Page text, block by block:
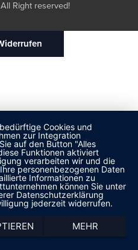
Right reserved!
Cookies und
zur Integration
auf den Button "Alles
Funktionen aktiviert
verarbeiten wir und die
personenbezogenen Daten
Informationen zu
können Sie unter
Datenschutzerklärung
jederzeit widerrufen.
MEHR